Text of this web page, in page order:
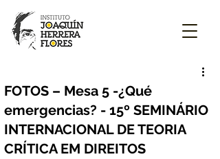
FOTOS – Mesa 5 -¿Qué
emergencias? - 15º SEMINÁRIO
INTERNACIONAL DE TEORIA
CRÍTICA EM DIREITOS